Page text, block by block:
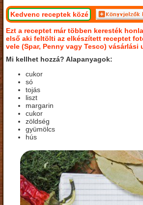
Kedvenc receptek közé
Ezt a receptet már többen keresték
első aki feltölti az elkészített receptet
vele (Spar, Penny vagy Tesco) vásárlási
Mi kellhet hozzá? Alapanyagok:
cukor
só
tojás
liszt
margarin
cukor
zöldség
gyümölcs
hús